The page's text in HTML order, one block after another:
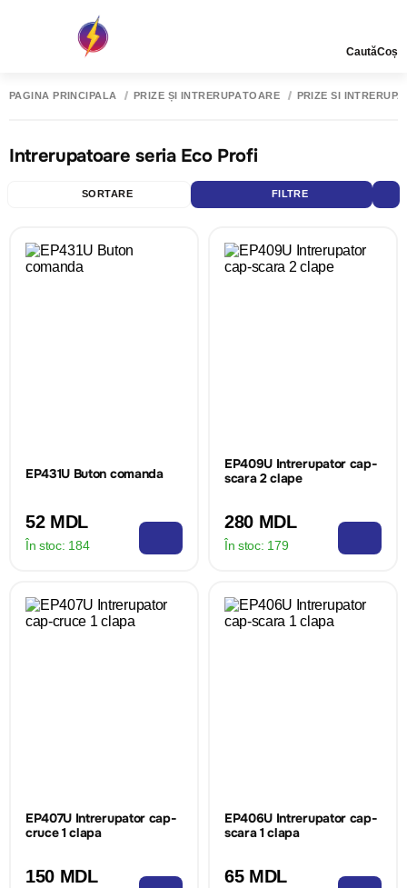
CautăCoș
PAGINA PRINCIPALĂ PRIZE ȘI ÎNTRERUPĂTOARE PRIZE SI
Intrerupatoare seria Eco Profi
SORTARE FILTRE
EP431U Buton comanda
52 MDL
În stoc: 184
EP409U Intrerupator cap-
scara 2 clape
280 MDL
În stoc: 179
EP407U Intrerupator cap-
cruce 1 clapa
150 MDL
EP406U Intrerupator cap-
scara 1 clapa
65 MDL